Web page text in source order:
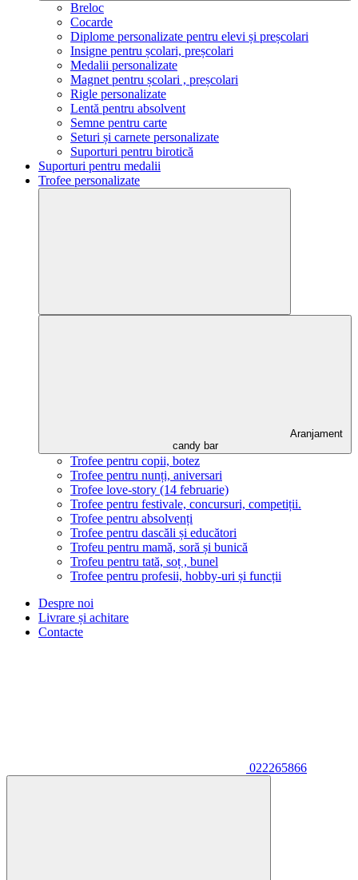
Breloc
Cocarde
Diplome personalizate pentru elevi și preșcolari
Insigne pentru școlari, preșcolari
Medalii personalizate
Magnet pentru școlari , preșcolari
Rigle personalizate
Lentă pentru absolvent
Semne pentru carte
Seturi și carnete personalizate
Suporturi pentru birotică
Suporturi pentru medalii
Trofee personalizate
Aranjament
candy bar
Trofee pentru copii, botez
Trofee pentru nunți, aniversari
Trofee love-story (14 februarie)
Trofee pentru festivale, concursuri, competiții.
Trofee pentru absolvenți
Trofee pentru dascăli și educători
Trofeu pentru mamă, soră și bunică
Trofeu pentru tată, soț , bunel
Trofee pentru profesii, hobby-uri și funcții
Despre noi
Livrare și achitare
Contacte
022265866